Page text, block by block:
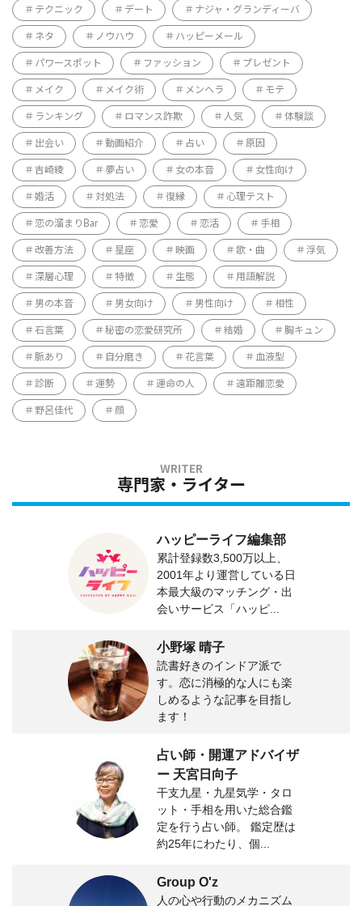
テクニック デート ナジャ・グランディーバ
ネタ ノウハウ ハッピーメール
パワースポット ファッション プレゼント
メイク メイク術 メンヘラ モテ
ランキング ロマンス詐欺 人気 体験談
出会い 動画紹介 占い 原因
吉崎綾 夢占い 女の本音 女性向け
婚活 対処法 復縁 心理テスト
恋の溜まりBar 恋愛 恋活 手相
改善方法 星座 映画 歌・曲 浮気
深層心理 特徴 生態 用語解説
男の本音 男女向け 男性向け 相性
石言葉 秘密の恋愛研究所 結婚 胸キュン
脈あり 自分磨き 花言葉 血液型
診断 運勢 運命の人 遠距離恋愛
野呂佳代 顔
専門家・ライター
ハッピーライフ編集部
累計登録数3,500万以上、
2001年より運営している日
本最大級のマッチング・出
会いサービス「ハッピ...
小野塚 晴子
読書好きのインドア派で
す。恋に消極的な人にも楽
しめるような記事を目指し
ます！
占い師・開運アドバイザ
ー 天宮日向子
干支九星・九星気学・タロ
ット・手相を用いた総合鑑
定を行う占い師。 鑑定歴は
約25年にわたり、個...
Group O'z
人の心や行動のメカニズム